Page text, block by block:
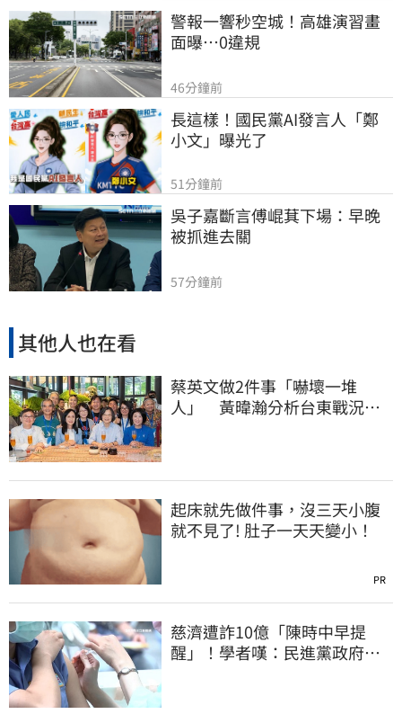
警報一響秒空城！高雄演習畫
面曝…0違規
46分鐘前
長這樣！國民黨AI發言人「鄭
小文」曝光了
51分鐘前
吳子嘉斷言傅崐萁下場：早晚
被抓進去關
57分鐘前
其他人也在看
蔡英文做2件事「嚇壞一堆
人」 黃暐瀚分析台東戰況：
起床就先做件事，沒三天小腹
就不見了! 肚子一天天變小！
PR
慈濟遭詐10億「陳時中早提
醒」！學者嘆：民進黨政府做